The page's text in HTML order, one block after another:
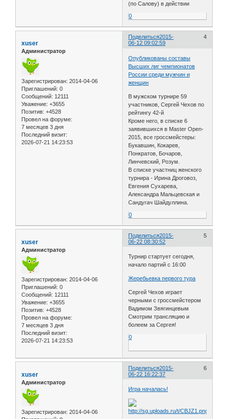
(по Салову) в действии
0
Поделиться 4
2015-
06-12 09:02:59
xuser
Администратор
Зарегистрирован: 2014-04-06
Приглашений: 0
Сообщений: 12111
Уважение: +3655
Позитив: +4528
Провел на форуме:
7 месяцев 3 дня
Последний визит:
2026-07-21 14:23:53
Опубликованы составы
Высших лиг чемпионатов
России среди мужчин и
женщин
В мужском турнире 59
участников, Сергей Чехов по
рейтингу 42-й
Кроме него, в списке 6
заявившихся в Master Open-
2015, все гроссмейстеры:
Букавшин, Кокарев,
Понкратов, Бочаров,
Линчевский, Розум.
В списке участниц женского
турнира - Ирина Дроговоз,
Евгения Сухарева,
Александра Мальцевская и
Сандугач Шайдуллина.
0
Поделиться 5
2015-
06-22 08:30:52
xuser
Администратор
Зарегистрирован: 2014-04-06
Приглашений: 0
Сообщений: 12111
Уважение: +3655
Позитив: +4528
Провел на форуме:
7 месяцев 3 дня
Последний визит:
2026-07-21 14:23:53
Турнир стартует сегодня,
начало партий с 16:00
Жеребьевка первого тура
Сергей Чехов играет
черными с гроссмейстером
Вадимом Звягинцевым
Смотрим трансляцию и
болеем за Сергея!
0
Поделиться 6
2015-
06-22 16:22:37
xuser
Администратор
Зарегистрирован: 2014-04-06
Игра началась!